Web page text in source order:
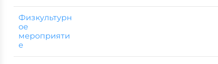
Физкультурн
ое
мероприяти
е